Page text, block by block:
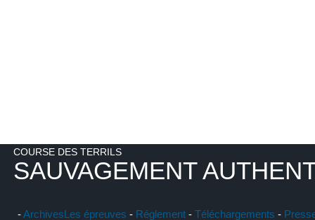
COURSE DES TERRILS
SAUVAGEMENT
-ArchivesLes épreuves - Réglement - Téléchargements -